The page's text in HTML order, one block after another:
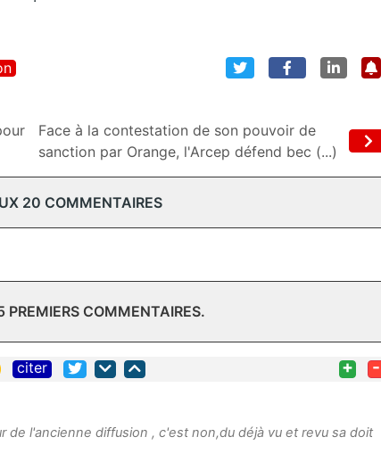
Face à la contestation de son pouvoir de
sanction par Orange, l'Arcep défend bec (...)
20 COMMENTAIRES
PREMIERS COMMENTAIRES.
citer + -
de l'ancienne diffusion , c'est non,du déjà vu et revu sa doit